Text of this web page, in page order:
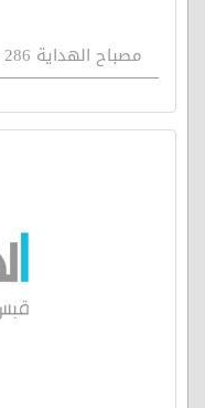
مصباح الهداية 286 - أنواع البكاء لله تعالى ج2